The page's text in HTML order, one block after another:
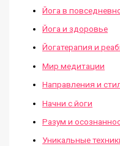
Йога в
Йога и здоровье
Йогатерапия и
Мир медитации
Направления и
Начни с йоги
Разум и
Уникальные